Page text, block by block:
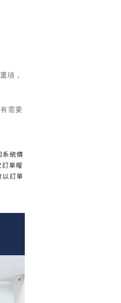
項，
需要
統價
單權
以訂單